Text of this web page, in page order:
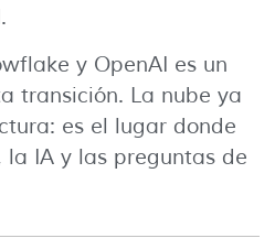
.
y OpenAI es un
transición. La nube ya
es el lugar donde
la IA y las preguntas de